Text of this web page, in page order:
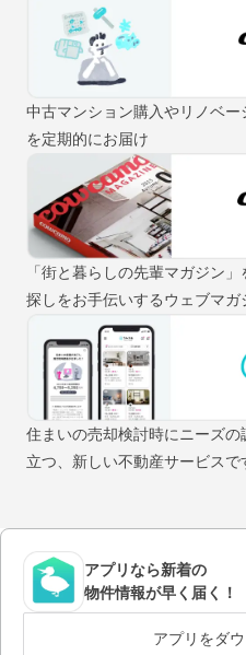
中古マンション購入やリノベ
を定期的にお届け
「街と暮らしの先輩マガジン
探しをお手伝いするウェブマガ
住まいの売却検討時にニーズ
立つ、新しい不動産サービスで
アプリなら新着の
物件情報が早く届く！
アプリをダ